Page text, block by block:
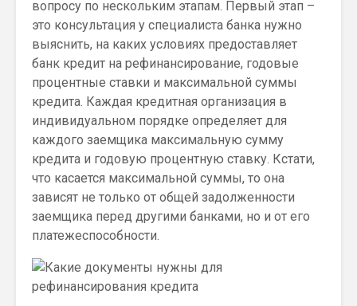
вопросу по нескольким этапам. Первый этап –
это консультация у специалиста банка нужно
выяснить, на каких условиях предоставляет
банк кредит на рефинансирование, годовые
процентные ставки и максимальной суммы
кредита. Каждая кредитная организация в
индивидуальном порядке определяет для
каждого заемщика максимальную сумму
кредита и годовую процентную ставку. Кстати,
что касается максимальной суммы, то она
зависят не только от общей задолженности
заемщика перед другими банками, но и от его
платежеспособности.